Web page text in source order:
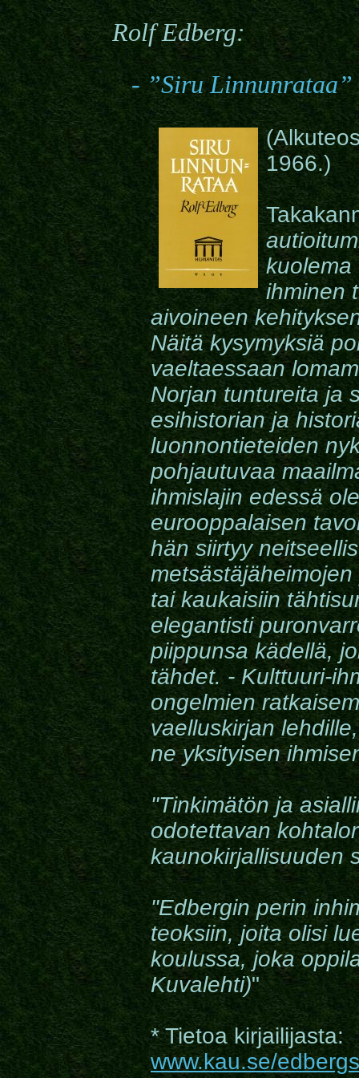
RolfEdberg:
- ”Siru Linnunrataa”
1966.)
kuolema
ihminen
aivoineen
Näitä kysymyksiä
vaeltaessaan
Norjan tuntureita ja
esihistorian ja
luonnontieteiden
pohjautuvaa
ihmislajin edessä
eurooppalaisen
hän siirtyy
tai kaukaisiin
elegantisti
piippunsa kädellä,
tähdet. - Kulttuuri-
ongelmien
vaelluskirjan
ne yksityisen
"Tinkimätön ja
odotettavan
kaunokirjallisuuden
"Edbergin perin
teoksiin, joita olisi
koulussa, joka
Kuvalehti)"
* Tietoa kirjailijasta:
www.kau.se/